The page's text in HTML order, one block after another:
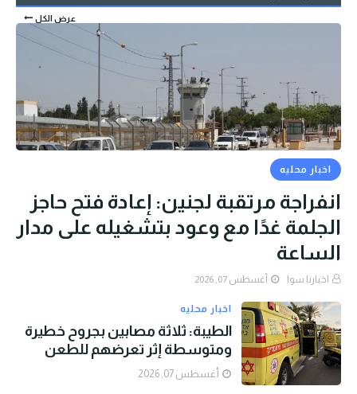
عرض الكل
اخبار محليه
انفراجة مرتقبة لجنين: إعادة فتح حاجز
الجلمة غدًا مع وعود بتشغيله على مدار
الساعة
اخبارنا سوا أغسطس 07, 2026
اخبار محليه
الطيبة: ثلاثة مصابين بجروح خطيرة
ومتوسطة إثر تعرضهم للطعن
أغسطس 07, 2026